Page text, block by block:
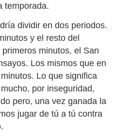
temporada.
dividir en dos periodos.
y el resto del
minutos, el San
Los mismos que en
Lo que significa
por inseguridad,
pero, una vez ganada la
jugar de tú a tú contra